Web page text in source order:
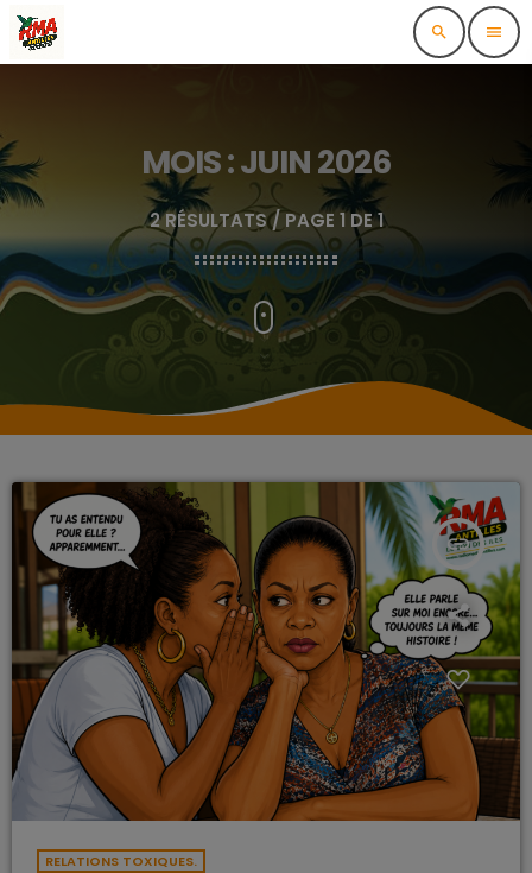
search menu
MOIS : JUIN 2026
2 RÉSULTATS / PAGE 1 DE 1
insert_link
RELATIONS TOXIQUES.